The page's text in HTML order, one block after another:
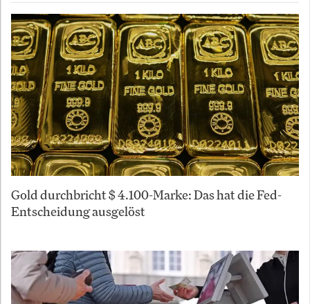
Gold durchbricht $ 4.100-Marke: Das hat die Fed-
Entscheidung ausgelöst